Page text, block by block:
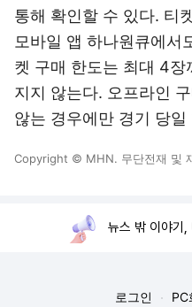
통해 확인할 수 있다. 티
모바일 앱 하나원큐에서
켓 구매 한도는 최대 4장
지지 않는다. 오프라인
않는 경우에만 경기 당
Copyright © MHN. 무단전재 및
뉴스 밖 이야기,
로그인 PC